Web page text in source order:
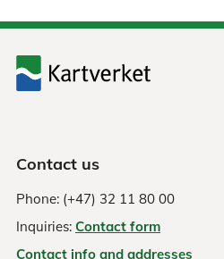
Contact us
Phone: (+47) 32 11 80 00
Inquiries: Contact form
Contact info and addresses